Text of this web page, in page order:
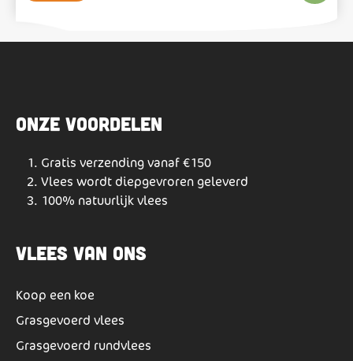
Onze voordelen
Gratis verzending vanaf €150
Vlees wordt diepgevroren geleverd
100% natuurlijk vlees
Vlees van ons
Koop een koe
Grasgevoerd vlees
Grasgevoerd rundvlees